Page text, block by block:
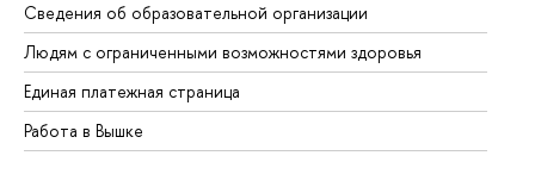
Сведения об образовательной организации
Людям с ограниченными возможностями здоровья
Единая платежная страница
Работа в Вышке